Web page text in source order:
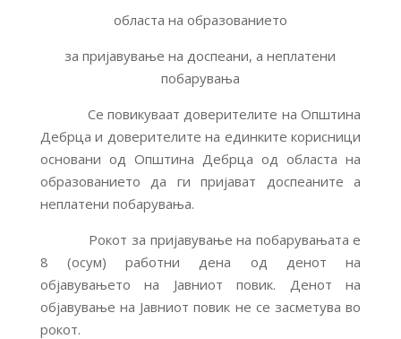
областа на образованието
за пријавување на доспеани, а неплатени
побарувања
Се повикуваат доверителите на Општина
Дебрца и доверителите на единките корисници
основани од Општина Дебрца од областа на
образованието да ги пријават доспеаните а
неплатени побарувања.
Рокот за пријавување на побарувањата е
8 (осум) работни дена од денот на
објавувањето на Jавниот повик. Денот на
објавување на Јавниот повик не се засметува во
рокот.